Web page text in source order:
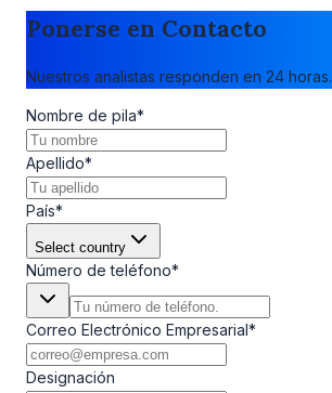
Ponerse en Contacto
Nuestros analistas responden en 24 horas.
Nombre de pila*
Apellido*
País*
Select country
Número de teléfono*
Correo Electrónico Empresarial*
Designación